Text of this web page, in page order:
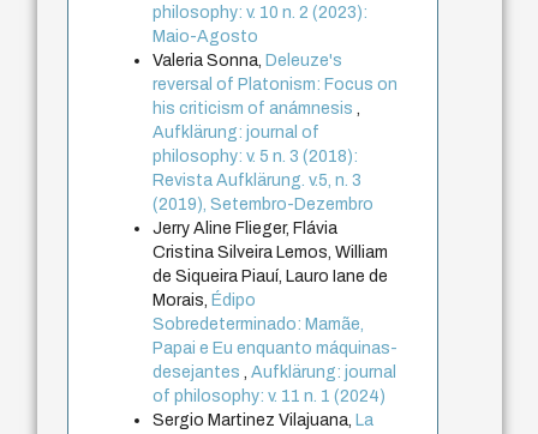
philosophy: v. 10 n. 2 (2023):
Maio-Agosto
Valeria Sonna, Deleuze's
reversal of Platonism: Focus on
his criticism of anámnesis,
Aufklärung: journal of
philosophy: v. 5 n. 3 (2018):
Revista Aufklärung. v.5, n. 3
(2019), Setembro-Dezembro
Jerry Aline Flieger, Flávia
Cristina Silveira Lemos, William
de Siqueira Piauí, Lauro Iane de
Morais, Édipo
Sobredeterminado: Mamãe,
Papai e Eu enquanto máquinas-
desejantes,Aufklärung: journal
of philosophy: v. 11 n. 1 (2024)
Sergio Martinez Vilajuana, La